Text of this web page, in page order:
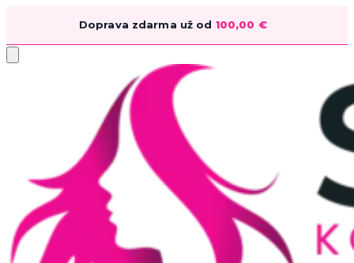
Doprava zdarma už od 100,00 €